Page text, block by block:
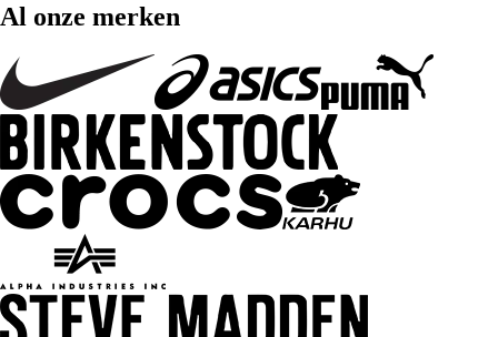
Al onze merken